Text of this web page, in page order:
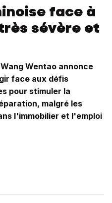
face à
sévère et
Wentao annonce
face aux défis
pour stimuler la
malgré les
l'immobilier et l'emploi